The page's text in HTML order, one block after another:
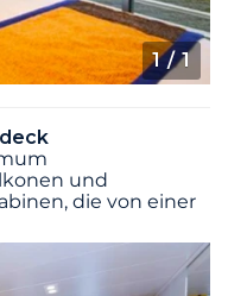
1/ 1
und
die von einer